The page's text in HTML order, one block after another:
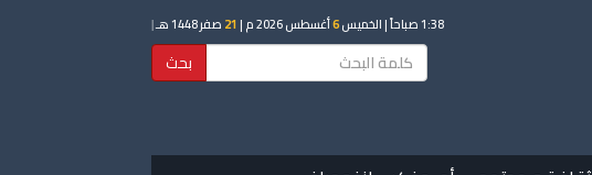
1:38 صباحاً | الخميس6أغسطس 2026 م | 21 صفر 1448 هـ |
بحث